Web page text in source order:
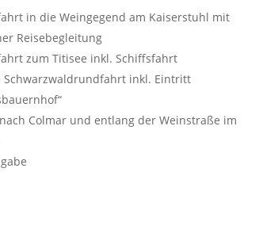
in die Weingegend am Kaiserstuhl mit
Reisebegleitung
zum Titisee inkl. Schiffsfahrt
Schwarzwaldrundfahrt inkl. Eintritt
Colmar und entlang der Weinstraße im